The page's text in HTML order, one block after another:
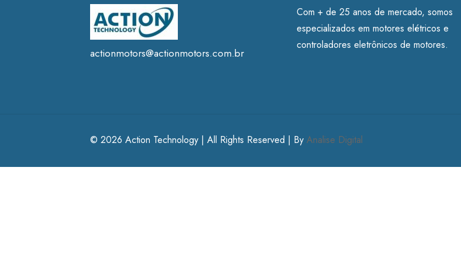
actionmotors@actionmotors.com.br
Com + de 25 anos de mercado, somos
especializados em motores elétricos e
controladores eletrônicos de motores.
© 2026 Action Technology | All Rights Reserved | By Analise Digital